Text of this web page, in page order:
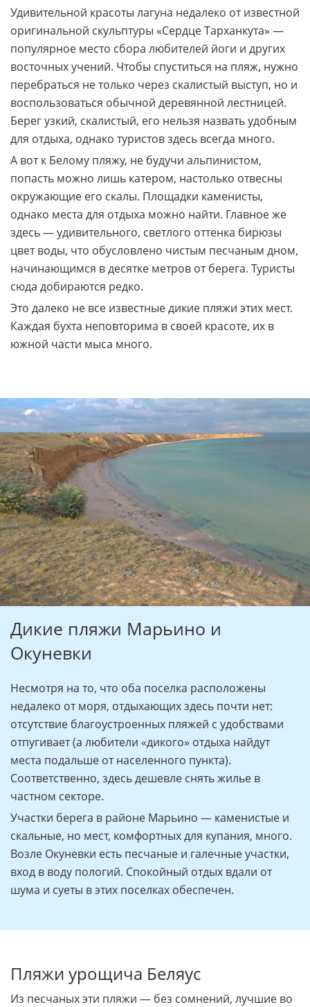
Удивительной красоты лагуна недалеко от известной
оригинальной скульптуры «Сердце Тарханкута» —
популярное место сбора любителей йоги и других
восточных учений. Чтобы спуститься на пляж, нужно
перебраться не только через скалистый выступ, но и
воспользоваться обычной деревянной лестницей.
Берег узкий, скалистый, его нельзя назвать удобным
для отдыха, однако туристов здесь всегда много.
А вот к Белому пляжу, не будучи альпинистом,
попасть можно лишь катером, настолько отвесны
окружающие его скалы. Площадки каменисты,
однако места для отдыха можно найти. Главное же
здесь — удивительного, светлого оттенка бирюзы
цвет воды, что обусловлено чистым песчаным дном,
начинающимся в десятке метров от берега. Туристы
сюда добираются редко.
Это далеко не все известные дикие пляжи этих мест.
Каждая бухта неповторима в своей красоте, их в
южной части мыса много.
Дикие пляжи Марьино и
Окуневки
Несмотря на то, что оба поселка расположены
недалеко от моря, отдыхающих здесь почти нет:
отсутствие благоустроенных пляжей с удобствами
отпугивает (а любители «дикого» отдыха найдут
места подальше от населенного пункта).
Соответственно, здесь дешевле снять жилье в
частном секторе.
Участки берега в районе Марьино — каменистые и
скальные, но мест, комфортных для купания, много.
Возле Окуневки есть песчаные и галечные участки,
вход в воду пологий. Спокойный отдых вдали от
шума и суеты в этих поселках обеспечен.
Пляжи урощича Беляус
Из песчаных эти пляжи — без сомнений, лучшие во